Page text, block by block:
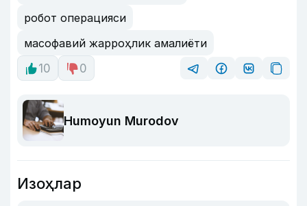
робот операцияси
масофавий жарроҳлик амалиёти
10
0
Humoyun Murodov
Изоҳлар